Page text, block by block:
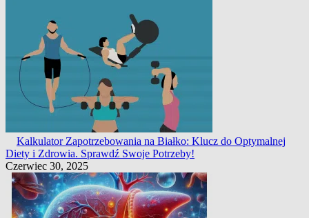
Kalkulator Zapotrzebowania na Białko: Klucz do Optymalnej
Diety i Zdrowia. Sprawdź Swoje Potrzeby!
Czerwiec 30, 2025